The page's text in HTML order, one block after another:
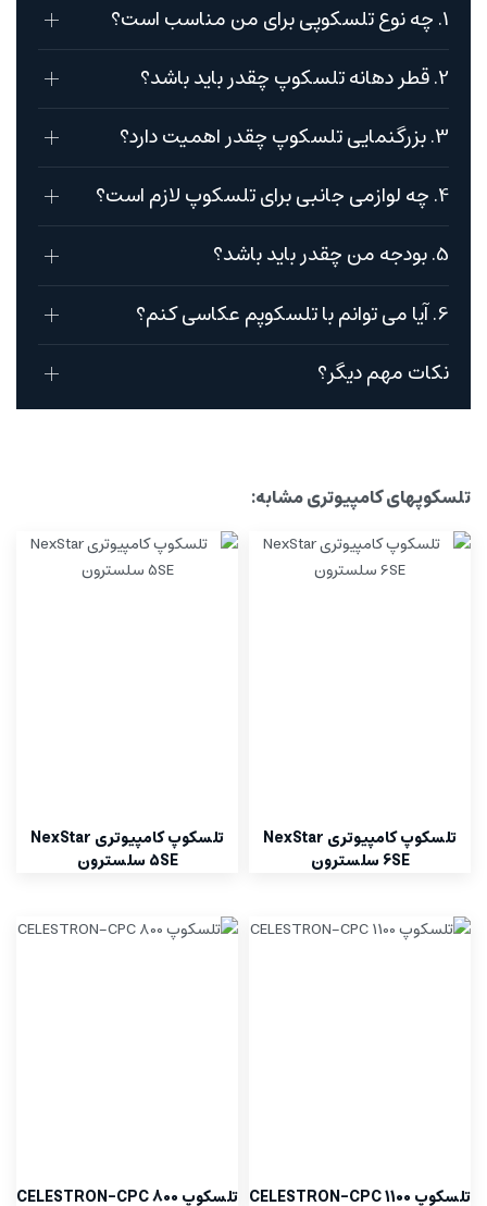
1. چه نوع تلسکوپی برای من مناسب است؟
2. قطر دهانه تلسکوپ چقدر باید باشد؟
3. بزرگنمایی تلسکوپ چقدر اهمیت دارد؟
4. چه لوازمی جانبی برای تلسکوپ لازم است؟
5. بودجه من چقدر باید باشد؟
6. آیا می توانم با تلسکوپم عکاسی کنم؟
نکات مهم دیگر؟
تلسکوپهای کامپیوتری مشابه:
تلسکوپ کامپیوتری NexStar
6SE سلسترون
تلسکوپ کامپیوتری NexStar
5SE سلسترون
تلسکوپ CELESTRON-CPC 1100 تلسکوپ CELESTRON-CPC 800